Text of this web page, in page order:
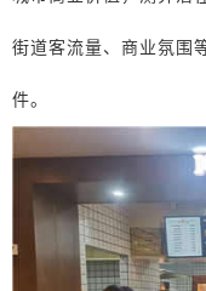
街道客流量、商业氛围
件。